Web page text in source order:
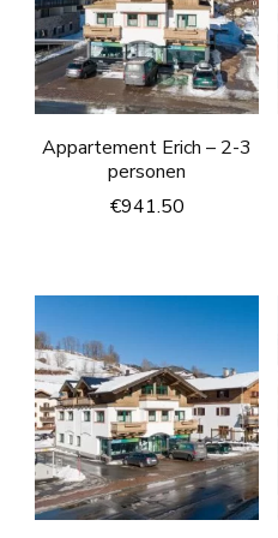
Appartement Erich – 2-3
personen
€941.50